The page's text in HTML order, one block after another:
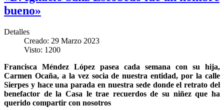
bueno»
Detalles
Creado: 29 Marzo 2023
Visto: 1200
Francisca Méndez López pasea cada semana con su hija,
Carmen Ocaña, a la vez socia de nuestra entidad, por la calle
Sierpes y hace una parada en nuestra sede donde el retrato del
benefactor de la Casa le trae recuerdos de su niñez que ha
querido compartir con nosotros